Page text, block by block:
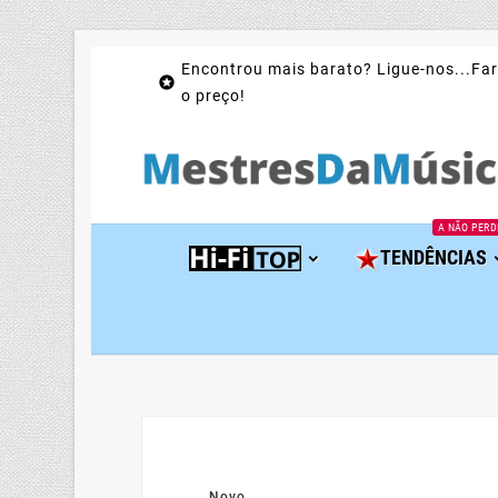

Encontrou mais barato? Ligue-
o preço!
TENDÊNCIAS
A NÃO